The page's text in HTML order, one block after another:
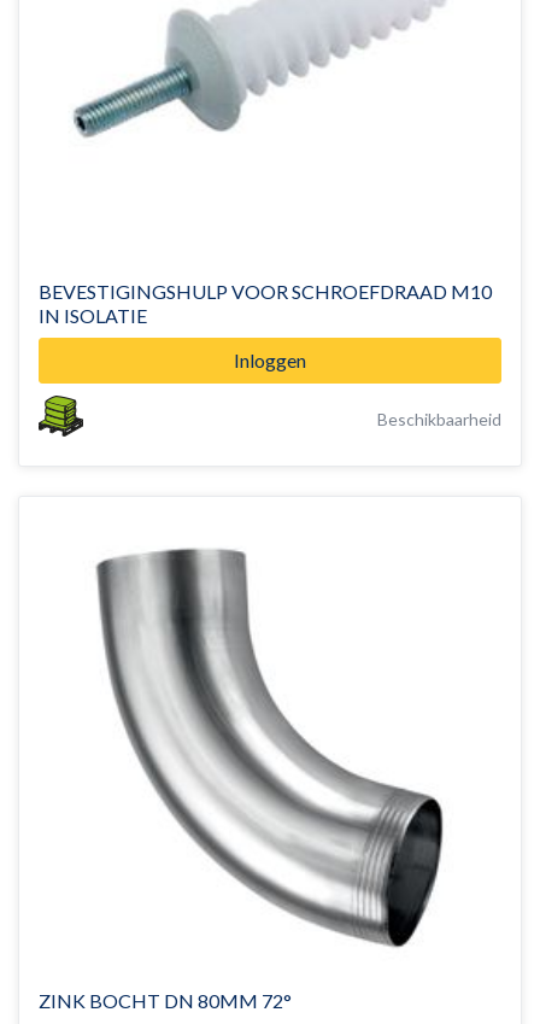
BEVESTIGINGSHULP VOOR SCHROEFDRAAD M10
IN ISOLATIE
Inloggen
Beschikbaarheid
ZINK BOCHT DN 80MM 72°